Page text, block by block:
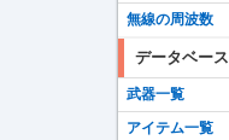
無線の周波数
データベース
武器一覧
アイテム一覧